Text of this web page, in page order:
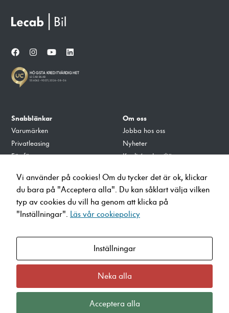
Snabblänkar
Varumärken
Privatleasing
För företag
Verkstad
Ladda på Lecab
Om oss
Jobba hos oss
Nyheter
Kvalité och miljö
010-4700700
Hagalundsvägen 30, 653 41
Industrigatan 4, 671 51 Arvika
Vi använder på cookies! Om du tycker det är ok, klickar
du bara på "Acceptera alla". Du kan såklart välja vilken
typ av cookies du vill ha genom att klicka på
"Inställningar". Läs vår cookiepolicy
Inställningar
Neka alla
Acceptera alla